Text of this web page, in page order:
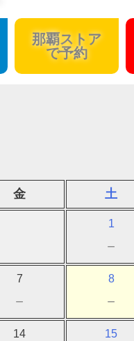
那覇ストア
で予約
金 土
1
－
7
－
8
－
14 15